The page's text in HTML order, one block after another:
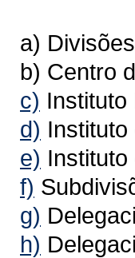
a)
b) Centro
c) Instituto
d)
e) Instituto
f)
g)
h)